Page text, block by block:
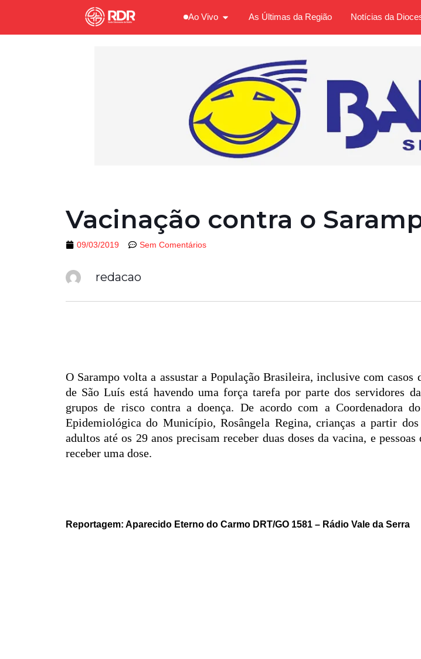
Ao Vivo As Últimas da Região Notícias da
Vacinação contra o
09/03/2019 Sem Comentários
redacao
O Sarampo volta a assustar a População Brasileira, inclusive com
de São Luís está havendo uma força tarefa por parte dos servidores
grupos de risco contra a doença. De acordo com a Coordenadora
Epidemiológica do Município, Rosângela Regina, crianças a partir
adultos até os 29 anos precisam receber duas doses da vacina, e pessoas
receber uma dose.
Reportagem: Aparecido Eterno do Carmo DRT/GO 1581 – Rádio Vale da Serra